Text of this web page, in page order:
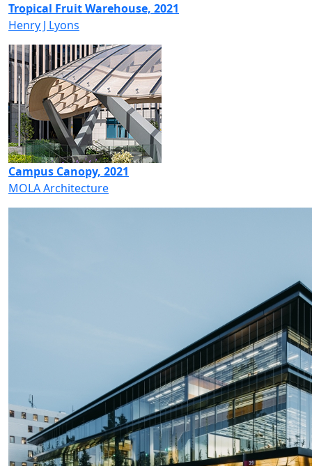
Tropical Fruit Warehouse, 2021
Henry J Lyons
Campus Canopy, 2021
MOLA Architecture